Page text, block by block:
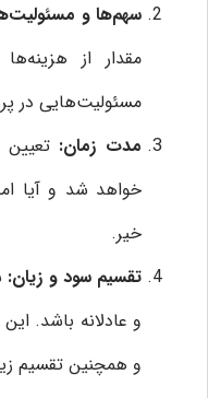
سهم‌ها و
مقدار از
مسئولیت‌هایی در
مدت زمان:
خواهد شد و آیا
خیر.
تقسیم سود و زیان:
و عادلانه باشد.
و همچنین تقسیم